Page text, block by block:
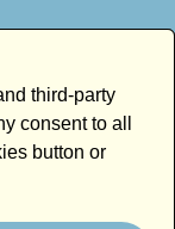
third-party
consent to all
button or